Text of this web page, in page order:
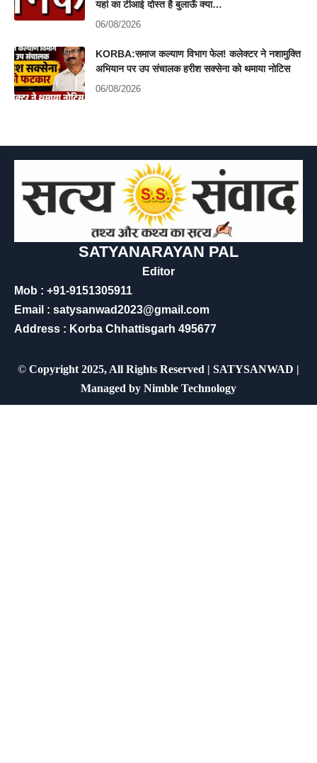
यहां का टीआई दोस्त है बुलाऊँ क्या…
06/08/2026
KORBA:समाज कल्याण विभाग फेल! कलेक्टर ने नशामुक्ति
अभियान पर उप संचालक हरीश सक्सेना को थमाया नोटिस
06/08/2026
SATYANARAYAN PAL
Editor
Mob : +91-9151305911
Email : satysanwad2023@gmail.com
Address : Korba Chhattisgarh 495677
© Copyright 2025, All Rights Reserved | SATYSANWAD |
Managed by Nimble Technology